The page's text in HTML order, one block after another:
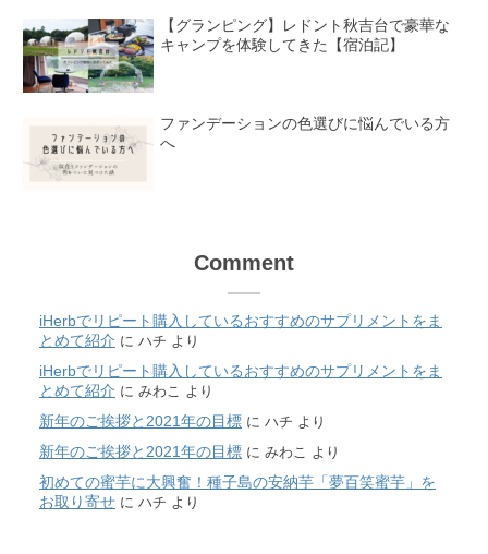
【グランピング】レドント秋吉台で豪華な
キャンプを体験してきた【宿泊記】
ファンデーションの色選びに悩んでいる方
へ
Comment
iHerbでリピート購入しているおすすめのサプリメントをま
とめて紹介 に ハチ より
iHerbでリピート購入しているおすすめのサプリメントをま
とめて紹介 に みわこ より
新年のご挨拶と2021年の目標 に ハチ より
新年のご挨拶と2021年の目標 に みわこ より
初めての蜜芋に大興奮！種子島の安納芋「夢百笑蜜芋」を
お取り寄せ に ハチ より